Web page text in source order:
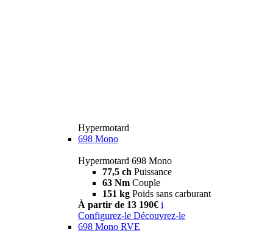
Hypermotard
698 Mono
Hypermotard 698 Mono
77,5 ch Puissance
63 Nm Couple
151 kg Poids sans carburant
À partir de 13 190€ i
Configurez-le Découvrez-le
698 Mono RVE